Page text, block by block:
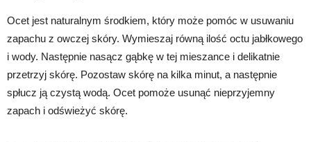
Ocet jest naturalnym środkiem, który może pomóc w usuwaniu
zapachu z owczej skóry. Wymieszaj równą ilość octu jabłkowego
i wody. Następnie nasącz gąbkę w tej mieszance i delikatnie
przetrzyj skórę. Pozostaw skórę na kilka minut, a następnie
spłucz ją czystą wodą. Ocet pomoże usunąć nieprzyjemny
zapach i odświeżyć skórę.